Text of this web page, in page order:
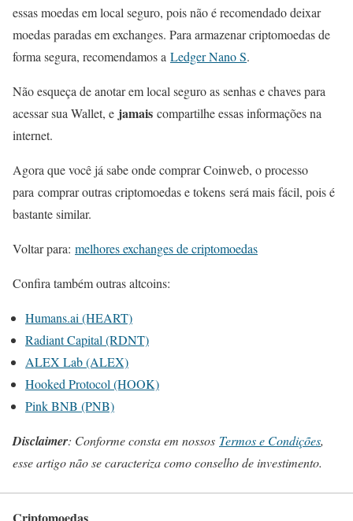
essas moedas em local seguro, pois não é recomendado deixar
moedas paradas em exchanges. Para armazenar criptomoedas de
forma segura, recomendamos a Ledger Nano S.
Não esqueça de anotar em local seguro as senhas e chaves para
acessar sua Wallet, e jamais compartilhe essas informações na
internet.
Agora que você já sabe onde comprar Coinweb, o processo
para comprar outras criptomoedas e tokens será mais fácil, pois é
bastante similar.
Voltar para: melhores exchanges de criptomoedas
Confira também outras altcoins:
Humans.ai (HEART)
Radiant Capital (RDNT)
ALEX Lab (ALEX)
Hooked Protocol (HOOK)
Pink BNB (PNB)
Disclaimer: Conforme consta em nossos Termos e Condições,
esse artigo não se caracteriza como conselho de investimento.